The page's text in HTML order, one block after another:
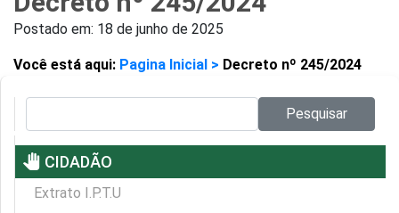
Postado em: 18 de junho de 2025
Você está aqui: Pagina Inicial > Decreto nº 245/2024
Pesquisar
pan_tool CIDADÃO
Extrato I.P.T.U